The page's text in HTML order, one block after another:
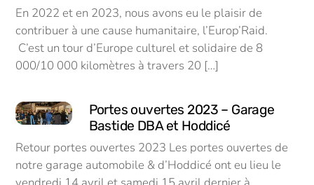
En 2022 et en 2023, nous avons eu le plaisir de
contribuer à une cause humanitaire, l’Europ’Raid.
C’est un tour d’Europe culturel et solidaire de 8
000/10 000 kilomètres à travers 20 […]
Portes ouvertes 2023 – Garage
Bastide DBA et Hoddicé
Retour portes ouvertes 2023 Les portes ouvertes de
notre garage automobile & d’Hoddicé ont eu lieu le